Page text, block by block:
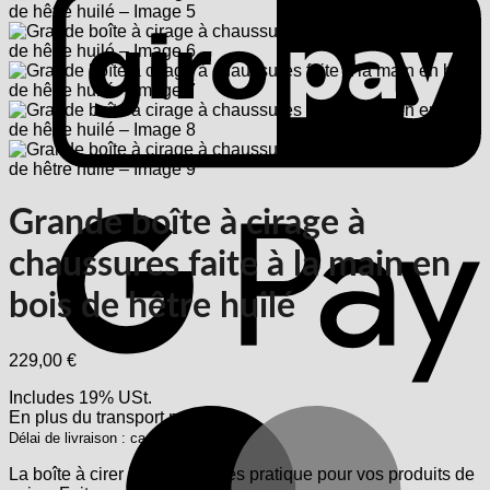
Grande boîte à cirage à
chaussures faite à la main en
bois de hêtre huilé
229,00 €
Includes 19% USt.
En plus du transportmaritime
Délai de livraison : ca. 2-3 Werktage
La boîte à cirer les chaussures pratique pour vos produits de